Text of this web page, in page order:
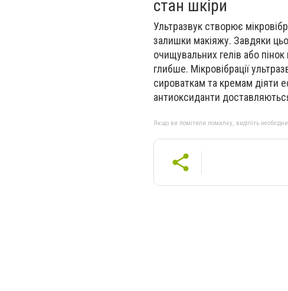
стан шкіри
Ультразвук створює
залишки макіяжу. Завдяки
очищувальних гелів або
глибше. Мікровібрації
сироваткам та кремам діяти
антиоксиданти
Якщо ви помітили помилку, виділіть